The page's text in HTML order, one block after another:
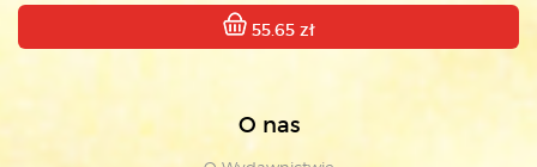
55.65 zł
O nas